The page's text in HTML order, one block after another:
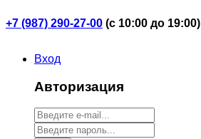
+7 (987) 290-27-00 (с 10:00 до 19:00)
Вход
Авторизация